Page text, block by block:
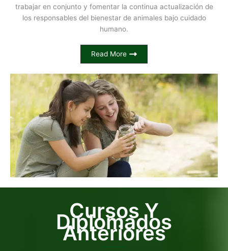
trabajar en conjunto y fomentar la continua actualización de
los responsables del bienestar de animales bajo cuidado
humano.
Read More
Cursos Y
Diplomados
Anteriores